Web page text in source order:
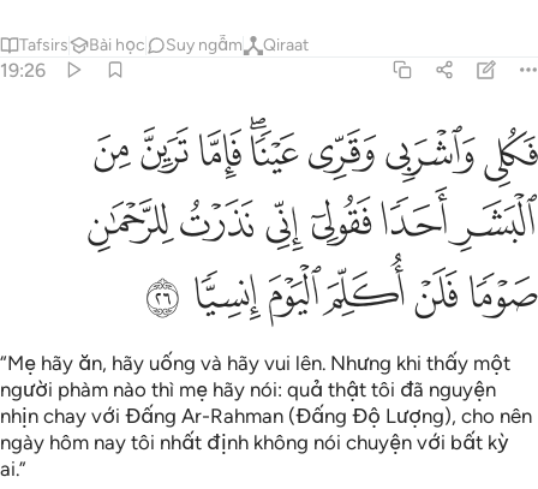
Tafsirs Bài học Suy ngẫm Qiraat
19:26
فكلي واشربي وقري عينا فاما ترين من البشر احدا فقولي اني نذرت
فَكُلِى وَٱشْرَبِى وَقَرِّى عَيْنًۭا ۖ فَإِمَّا تَرَيِنَّ مِنَ ٱلْبَشَرِ أَحَدًۭا فَقُولِىٓ
ﱁﱂﱃﱄﱅﱆﱇﱈ
ﱉﱊﱋﱌﱍﱎ
ﱏﱐﱑﱒﱓ ﱔ
“Mẹ hãy ăn, hãy uống và hãy vui lên. Nhưng khi thấy một
người phàm nào thì mẹ hãy nói: quả thật tôi đã nguyện
nhịn chay với Đấng Ar-Rahman (Đấng Độ Lượng), cho nên
ngày hôm nay tôi nhất định không nói chuyện với bất kỳ
ai.”